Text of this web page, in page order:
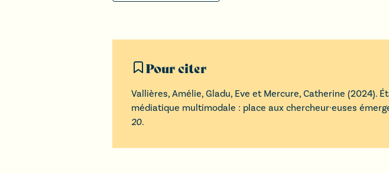
Pour citer
Vallières, Amélie, Gladu, Eve et Mercure, Catherine (2024).
médiatique multimodale : place aux chercheur·euses
20.